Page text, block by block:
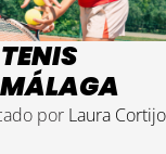
por Laura Cortijo